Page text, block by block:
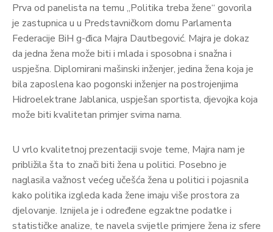
Prva od panelista na temu „Politika treba žene“ govorila
je zastupnica u u Predstavničkom domu Parlamenta
Federacije BiH g-đica Majra Dautbegović. Majra je dokaz
da jedna žena može biti i mlada i sposobna i snažna i
uspješna. Diplomirani mašinski inženjer, jedina žena koja je
bila zaposlena kao pogonski inženjer na postrojenjima
Hidroelektrane Jablanica, uspješan sportista, djevojka koja
može biti kvalitetan primjer svima nama.
U vrlo kvalitetnoj prezentaciji svoje teme, Majra nam je
približila šta to znači biti žena u politici. Posebno je
naglasila važnost većeg učešća žena u politici i pojasnila
kako politika izgleda kada žene imaju više prostora za
djelovanje. Iznijela je i određene egzaktne podatke i
statističke analize, te navela svijetle primjere žena iz sfere